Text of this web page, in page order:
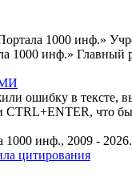
1000 инф.»
1000 инф.» Главный
ошибку в тексте,
CTRL+ENTER, что
1000 инф., 2009 -
цитирования